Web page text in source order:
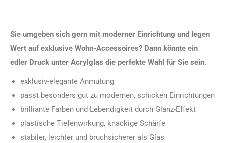
Sie umgeben sich gern mit moderner Einrichtung und legen
Wert auf exklusive Wohn-Accessoires? Dann könnte ein
edler Druck unter Acrylglas die perfekte Wahl für Sie sein.
exklusiv-elegante Anmutung
passt besonders gut zu modernen, schicken Einrichtungen
brilliante Farben und Lebendigkeit durch Glanz-Effekt
plastische Tiefenwirkung, knackige Schärfe
stabiler, leichter und bruchsicherer als Glas